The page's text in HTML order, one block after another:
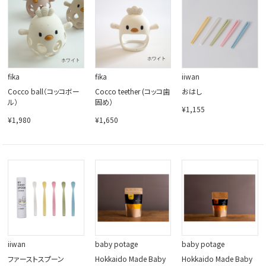
閉じる
fika
Cocco ball（コッコボー
ル）
¥1,980
fika
Cocco teether (コッコ歯
固め）
¥1,650
iiwan
おはし
¥1,155
iiwan
ファーストスプーン
baby potage
Hokkaido Made Baby
baby potage
Hokkaido Made Baby